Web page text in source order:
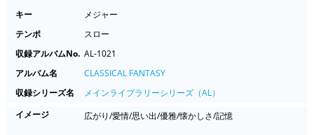
キー
メジャー
テンポ
スロー
収録アルバムNo. AL-1021
アルバム名
CLASSICAL FANTASY
収録シリーズ名
メインライブラリーシリーズ（AL）
イメージ
広がり/愛情/思い出/優雅/懐かしさ/記憶